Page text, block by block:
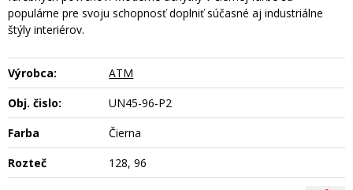
populárne pre svoju schopnosť doplniť súčasné aj industriálne
štýly interiérov.
Výrobca:
ATM
Obj. čislo:
UN45-96-P2
Farba
Čierna
Rozteč
128, 96